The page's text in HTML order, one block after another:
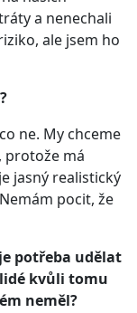
a nenechali
ale jsem ho
ne. My chceme
protože má
jasný realistický
pocit, že
potřeba udělat
kvůli tomu
neměl?